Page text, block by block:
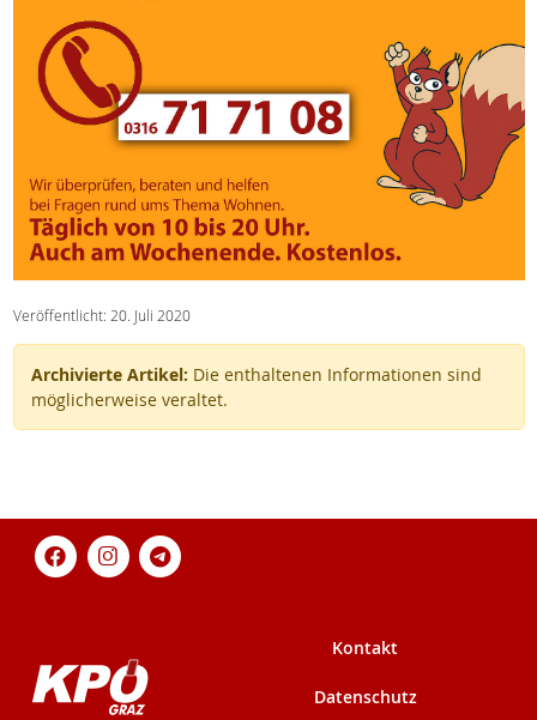
Veröffentlicht: 20. Juli 2020
Archivierte Artikel: Die enthaltenen Informationen sind
möglicherweise veraltet.
Kontakt
Datenschutz